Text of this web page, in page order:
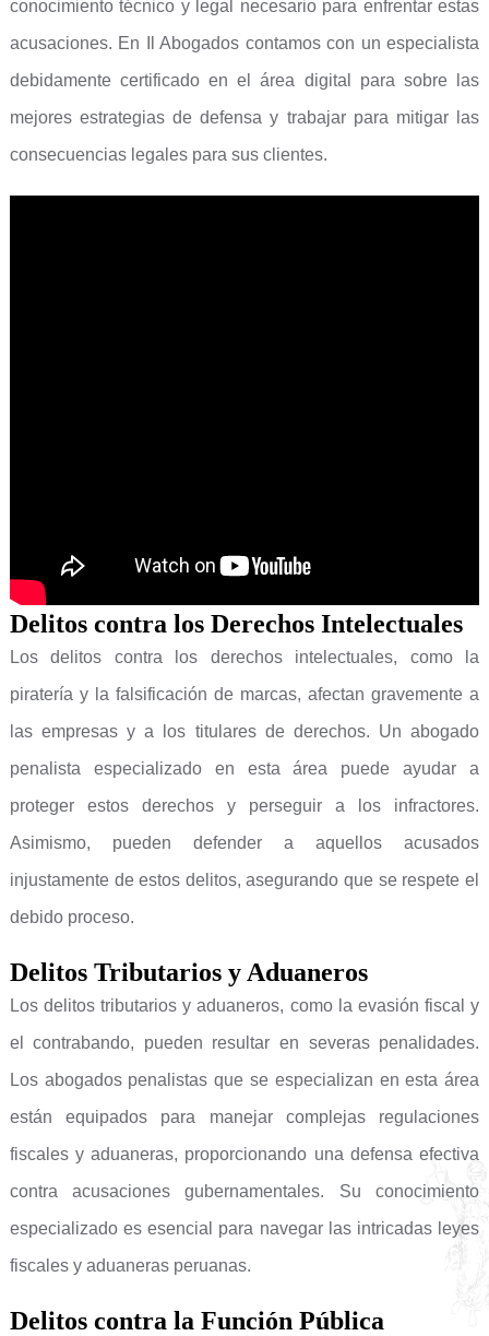
conocimiento técnico y legal necesario para enfrentar estas
acusaciones. En Il Abogados contamos con un especialista
debidamente certificado en el área digital para sobre las
mejores estrategias de defensa y trabajar para mitigar las
consecuencias legales para sus clientes.
Delitos contra los Derechos Intelectuales
Los delitos contra los derechos intelectuales, como la
piratería y la falsificación de marcas, afectan gravemente a
las empresas y a los titulares de derechos. Un abogado
penalista especializado en esta área puede ayudar a
proteger estos derechos y perseguir a los infractores.
Asimismo, pueden defender a aquellos acusados
injustamente de estos delitos, asegurando que se respete el
debido proceso.
Delitos Tributarios y Aduaneros
Los delitos tributarios y aduaneros, como la evasión fiscal y
el contrabando, pueden resultar en severas penalidades.
Los abogados penalistas que se especializan en esta área
están equipados para manejar complejas regulaciones
fiscales y aduaneras, proporcionando una defensa efectiva
contra acusaciones gubernamentales. Su conocimiento
especializado es esencial para navegar las intricadas leyes
fiscales y aduaneras peruanas.
Delitos contra la Función Pública